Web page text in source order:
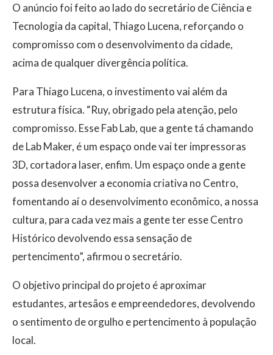
O anúncio foi feito ao lado do secretário de Ciência e
Tecnologia da capital, Thiago Lucena, reforçando o
compromisso com o desenvolvimento da cidade,
acima de qualquer divergência política.
Para Thiago Lucena, o investimento vai além da
estrutura física. “Ruy, obrigado pela atenção, pelo
compromisso. Esse Fab Lab, que a gente tá chamando
de Lab Maker, é um espaço onde vai ter impressoras
3D, cortadora laser, enfim. Um espaço onde a gente
possa desenvolver a economia criativa no Centro,
fomentando aí o desenvolvimento econômico, a nossa
cultura, para cada vez mais a gente ter esse Centro
Histórico devolvendo essa sensação de
pertencimento”, afirmou o secretário.
O objetivo principal do projeto é aproximar
estudantes, artesãos e empreendedores, devolvendo
o sentimento de orgulho e pertencimento à população
local.